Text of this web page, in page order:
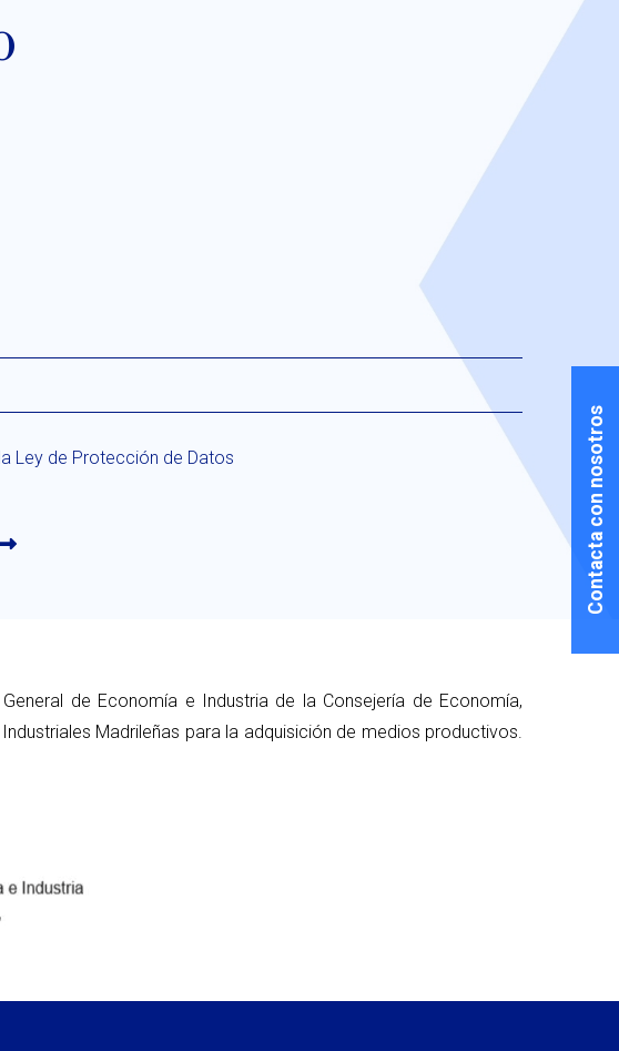
Ley de Protección de Datos
de Economía e Industria de la Consejería de Economía,
Madrileñas para la adquisición de medios productivos.
Contacta con nosotros